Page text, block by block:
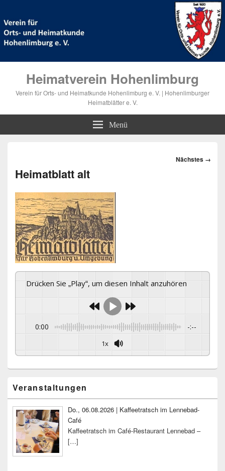
Heimatverein Hohenlimburg
Verein für Orts- und Heimatkunde Hohenlimburg e. V. | Hohenlimburger
Heimatblätter e. V.
Menü
Bilder-
Nächstes →
Heimatblatt alt
Drücken Sie „Play“, um diesen Inhalt anzuhören
0:00 -:--
1x
Seitenleisten-
Widgetbereich
Veranstaltungen
Do., 06.08.2026 | Kaffeetratsch im Lennebad-
Café
Kaffeetratsch im Café-Restaurant Lennebad –
[…]